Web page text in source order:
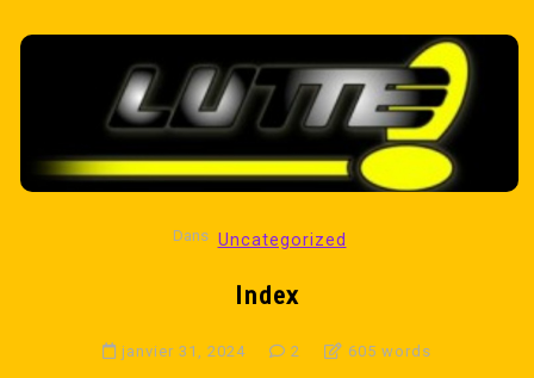
Dans Uncategorized
Index
janvier 31, 2024 2 605 words